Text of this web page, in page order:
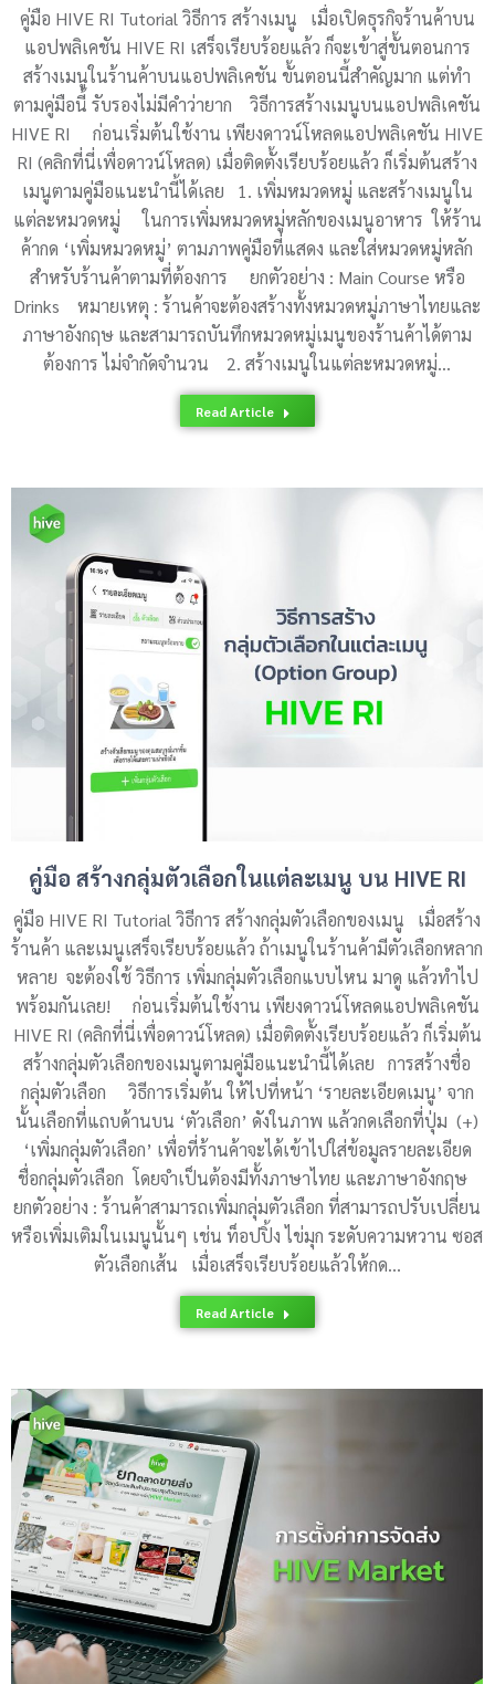
คู่มือ HIVE RI Tutorial วิธีการ สร้างเมนู เมื่อเปิดธุรกิจร้านค้าบน
แอปพลิเคชัน HIVE RI เสร็จเรียบร้อยแล้ว ก็จะเข้าสู่ขั้นตอนการ
สร้างเมนูในร้านค้าบนแอปพลิเคชัน ขั้นตอนนี้สำคัญมาก แต่ทำ
ตามคู่มือนี้ รับรองไม่มีคำว่ายาก วิธีการสร้างเมนูบนแอปพลิเคชัน
HIVE RI ก่อนเริ่มต้นใช้งาน เพียงดาวน์โหลดแอปพลิเคชัน HIVE
RI (คลิกที่นี่เพื่อดาวน์โหลด) เมื่อติดตั้งเรียบร้อยแล้ว ก็เริ่มต้นสร้าง
เมนูตามคู่มือแนะนำนี้ได้เลย 1. เพิ่มหมวดหมู่ และสร้างเมนูใน
แต่ละหมวดหมู่ ในการเพิ่มหมวดหมู่หลักของเมนูอาหาร ให้ร้าน
ค้ากด ‘เพิ่มหมวดหมู่’ ตามภาพคู่มือที่แสดง และใส่หมวดหมู่หลัก
สำหรับร้านค้าตามที่ต้องการ ยกตัวอย่าง : Main Course หรือ
Drinks หมายเหตุ : ร้านค้าจะต้องสร้างทั้งหมวดหมู่ภาษาไทยและ
ภาษาอังกฤษ และสามารถบันทึกหมวดหมู่เมนูของร้านค้าได้ตาม
ต้องการ ไม่จำกัดจำนวน 2. สร้างเมนูในแต่ละหมวดหมู่…
Read Article
คู่มือ สร้างกลุ่มตัวเลือกในแต่ละเมนู บน HIVE RI
คู่มือ HIVE RI Tutorial วิธีการ สร้างกลุ่มตัวเลือกของเมนู เมื่อสร้าง
ร้านค้า และเมนูเสร็จเรียบร้อยแล้ว ถ้าเมนูในร้านค้ามีตัวเลือกหลาก
หลาย จะต้องใช้ วิธีการ เพิ่มกลุ่มตัวเลือกแบบไหน มาดู แล้วทำไป
พร้อมกันเลย! ก่อนเริ่มต้นใช้งาน เพียงดาวน์โหลดแอปพลิเคชัน
HIVE RI (คลิกที่นี่เพื่อดาวน์โหลด) เมื่อติดตั้งเรียบร้อยแล้ว ก็เริ่มต้น
สร้างกลุ่มตัวเลือกของเมนูตามคู่มือแนะนำนี้ได้เลย การสร้างชื่อ
กลุ่มตัวเลือก วิธีการเริ่มต้น ให้ไปที่หน้า ‘รายละเอียดเมนู’ จาก
นั้นเลือกที่แถบด้านบน ‘ตัวเลือก’ ดังในภาพ แล้วกดเลือกที่ปุ่ม (+)
‘เพิ่มกลุ่มตัวเลือก’ เพื่อที่ร้านค้าจะได้เข้าไปใส่ข้อมูลรายละเอียด
ชื่อกลุ่มตัวเลือก โดยจำเป็นต้องมีทั้งภาษาไทย และภาษาอังกฤษ
ยกตัวอย่าง : ร้านค้าสามารถเพิ่มกลุ่มตัวเลือก ที่สามารถปรับเปลี่ยน
หรือเพิ่มเติมในเมนูนั้นๆ เช่น ท็อปปิ้ง ไข่มุก ระดับความหวาน ซอส
ตัวเลือกเส้น เมื่อเสร็จเรียบร้อยแล้วให้กด…
Read Article